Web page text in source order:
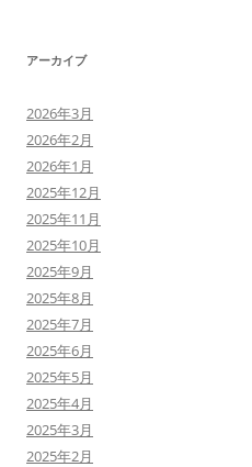
アーカイブ
2026年3月
2026年2月
2026年1月
2025年12月
2025年11月
2025年10月
2025年9月
2025年8月
2025年7月
2025年6月
2025年5月
2025年4月
2025年3月
2025年2月